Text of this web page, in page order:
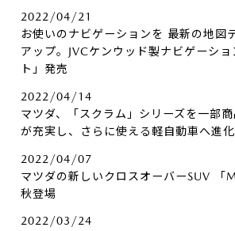
2022/04/21
お使いのナビゲーションを 最新の地図
アップ。JVCケンウッド製ナビゲーシ
ト」発売
2022/04/14
マツダ、「スクラム」シリーズを一部
が充実し、さらに使える軽自動車へ進
2022/04/07
マツダの新しいクロスオーバーSUV 「
秋登場
2022/03/24